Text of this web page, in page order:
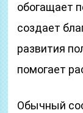
обогащает
создает
развития
помогает
Обычный